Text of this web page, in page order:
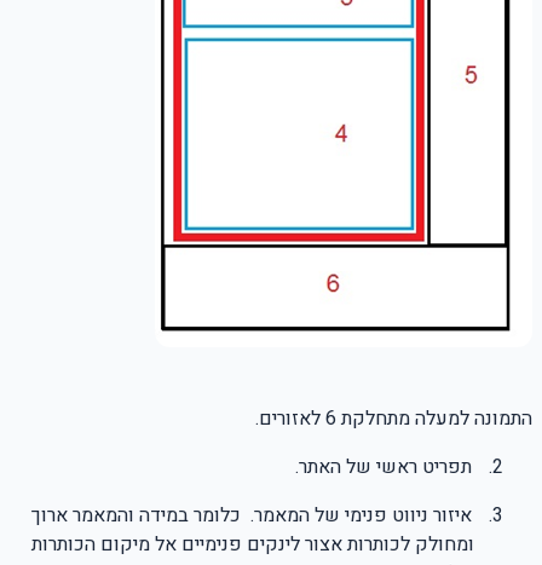
התמונה למעלה מתחלקת 6 לאזורים.
2.
תפריט ראשי של האתר.
3.
איזור ניווט פנימי של המאמר. כלומר במידה והמאמר ארוך
ומחולק לכותרות אצור לינקים פנימיים אל מיקום הכותרות